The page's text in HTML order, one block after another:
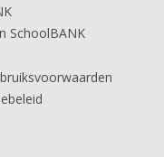
SchoolBANK